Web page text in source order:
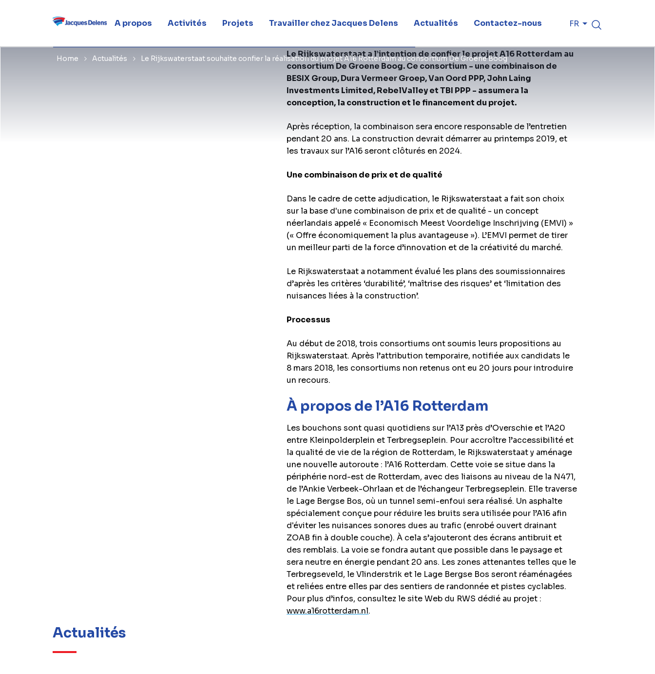
A propos Activités Projets Travailler chez Jacques Delens Actualités Contactez-nous FR
Home Actualités Le Rijkswaterstaat souhaite confier la réalisation du projet A16 Rotterdam au consortium De Groene Boog
Boog
Le Rijkswaterstaat a l’intention de confier le projet A16 Rotterdam au
consortium De Groene Boog. Ce consortium - une combinaison de
BESIX Group, Dura Vermeer Groep, Van Oord PPP, John Laing
Investments Limited, RebelValley et TBI PPP - assumera la
conception, la construction et le financement du projet.
Après réception, la combinaison sera encore responsable de l’entretien
pendant 20 ans. La construction devrait démarrer au printemps 2019, et
les travaux sur l’A16 seront clôturés en 2024.
Une combinaison de prix et de qualité
Dans le cadre de cette adjudication, le Rijkswaterstaat a fait son choix
sur la base d'une combinaison de prix et de qualité - un concept
néerlandais appelé « Economisch Meest Voordelige Inschrijving (EMVI) »
(« Offre économiquement la plus avantageuse »). L’EMVI permet de tirer
un meilleur parti de la force d’innovation et de la créativité du marché.
Le Rijkswaterstaat a notamment évalué les plans des soumissionnaires
d’après les critères ‘durabilité’, ‘maîtrise des risques’ et ‘limitation des
nuisances liées à la construction’.
Processus
Au début de 2018, trois consortiums ont soumis leurs propositions au
Rijkswaterstaat. Après l’attribution temporaire, notifiée aux candidats le
8 mars 2018, les consortiums non retenus ont eu 20 jours pour introduire
un recours.
À propos de l’A16 Rotterdam
Les bouchons sont quasi quotidiens sur l’A13 près d’Overschie et l’A20
entre Kleinpolderplein et Terbregseplein. Pour accroître l’accessibilité et
la qualité de vie de la région de Rotterdam, le Rijkswaterstaat y aménage
une nouvelle autoroute : l’A16 Rotterdam. Cette voie se situe dans la
périphérie nord-est de Rotterdam, avec des liaisons au niveau de la N471,
de l’Ankie Verbeek-Ohrlaan et de l’échangeur Terbregseplein. Elle traverse
le Lage Bergse Bos, où un tunnel semi-enfoui sera réalisé. Un asphalte
spécialement conçue pour réduire les bruits sera utilisée pour l’A16 afin
d'éviter les nuisances sonores dues au trafic (enrobé ouvert drainant
ZOAB fin à double couche). À cela s’ajouteront des écrans antibruit et
des remblais. La voie se fondra autant que possible dans le paysage et
sera neutre en énergie pendant 20 ans. Les zones attenantes telles que le
Terbregseveld, le Vlinderstrik et le Lage Bergse Bos seront réaménagées
et reliées entre elles par des sentiers de randonnée et pistes cyclables.
Pour plus d’infos, consultez le site Web du RWS dédié au projet :
www.a16rotterdam.nl.
Actualités